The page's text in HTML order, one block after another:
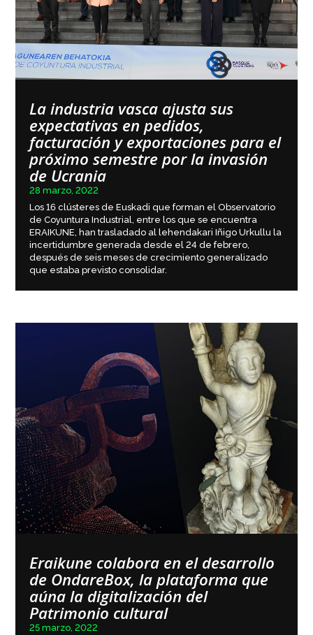
La industria vasca ajusta sus
expectativas en pedidos,
facturación y exportaciones para el
próximo semestre por la invasión
de Ucrania
28 marzo, 2022
Los 16 clústeres de Euskadi que forman el Observatorio
de Coyuntura Industrial, entre los que se encuentra
ERAIKUNE, han trasladado al lehendakari Iñigo Urkullu la
incertidumbre generada desde el 24 de febrero,
después de seis meses de crecimiento generalizado
que estaba previsto consolidar.
Eraikune colabora en el desarrollo
de OndareBox, la plataforma que
aúna la digitalización del
Patrimonio cultural
25 marzo, 2022